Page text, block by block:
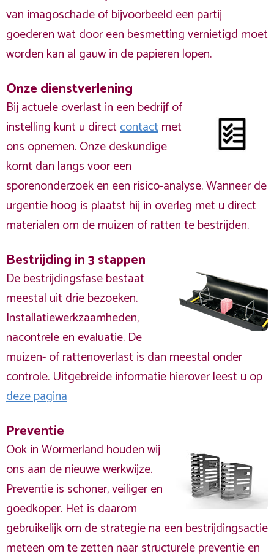
van imagoschade of bijvoorbeeld een partij
goederen wat door een besmetting vernietigd moet
worden kan al gauw in de papieren lopen.
Onze dienstverlening
Bij actuele overlast in een bedrijf of
instelling kunt u directcontactmet
ons opnemen. Onze deskundige
komt dan langs voor een
sporenonderzoek en een risico-analyse. Wanneer de
urgentie hoog is plaatst hij in overleg met u direct
materialen om de muizen of ratten te bestrijden.
Bestrijding in 3 stappen
De bestrijdingsfase bestaat
meestal uit drie bezoeken.
Installatiewerkzaamheden,
nacontrele en evaluatie. De
muizen- of rattenoverlast is dan meestal onder
controle. Uitgebreide informatie hierover leest u op
deze pagina
Preventie
Ook in Wormerland houden wij
ons aan de nieuwe werkwijze.
Preventie is schoner, veiliger en
goedkoper. Het is daarom
gebruikelijk om de strategie na een bestrijdingsactie
meteen om te zetten naar structurele preventie en